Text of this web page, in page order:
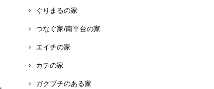
ぐりまるの家
つなぐ家/南平台の家
エイチの家
カテの家
ガクブチのある家